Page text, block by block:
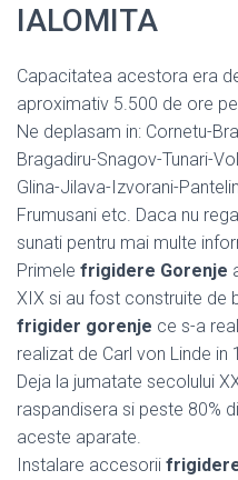
IALOMITA
Capacitatea acestora era
aproximativ 5.500 de ore
Ne deplasam in: Cornetu-
Bragadiru-Snagov-Tunari-
Glina-Jilava-Izvorani-
Frumusani etc. Daca nu
sunati pentru mai multe
Primele frigidere Gorenje
XIX si au fost construite de
frigider gorenje ce s-a
realizat de Carl von Linde in
Deja la jumatate secolului
raspandisera si peste 80%
aceste aparate.
Instalare accesorii